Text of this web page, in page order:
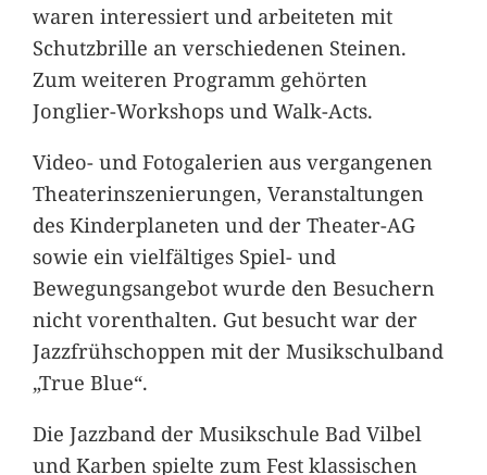
waren interessiert und arbeiteten mit
Schutzbrille an verschiedenen Steinen.
Zum weiteren Programm gehörten
Jonglier-Workshops und Walk-Acts.
Video- und Fotogalerien aus vergangenen
Theaterinszenierungen, Veranstaltungen
des Kinderplaneten und der Theater-AG
sowie ein vielfältiges Spiel- und
Bewegungsangebot wurde den Besuchern
nicht vorenthalten. Gut besucht war der
Jazzfrühschoppen mit der Musikschulband
„True Blue“.
Die Jazzband der Musikschule Bad Vilbel
und Karben spielte zum Fest klassischen